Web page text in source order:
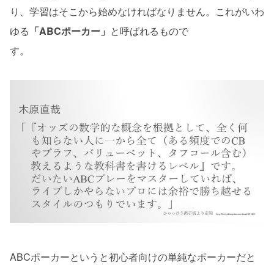
り、学習はそこから始めなければなりません。これがいわ
ゆる 「ABCポーカー」 と呼ばれるもので
す。
ABCポーカーというと初心者向けの単純なポーカーだと